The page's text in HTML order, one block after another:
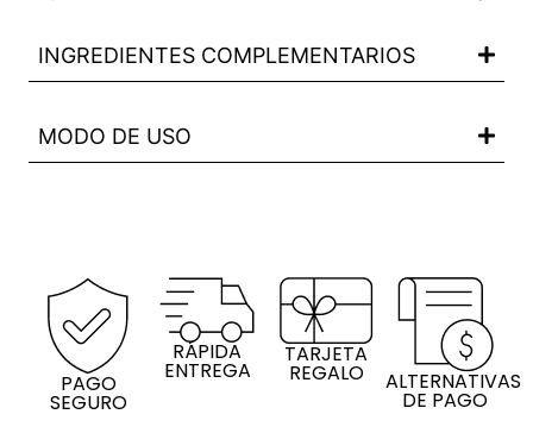
INGREDIENTES COMPLEMENTARIOS
MODO DE USO
PAGO
SEGURO
RÁPIDA
ENTREGA
TARJETA
REGALO ALTERNATIVAS
DE PAGO